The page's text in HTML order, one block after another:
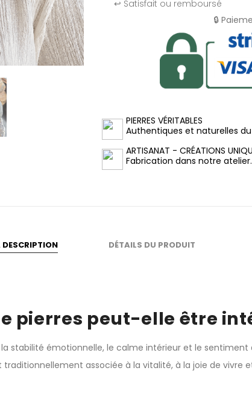
↩️ Satisfait ou remboursé
🔒
PIERRES VÉRITABLES
Authentiques et naturelles
ARTISANAT - CRÉATIONS
Fabrication dans notre atelier.
DESCRIPTION DÉTAILS DU PRODUIT
pierres peut-elle être
stabilité émotionnelle, le calme intérieur et le sentiment
traditionnellement associée à la vitalité, à la joie de vivre